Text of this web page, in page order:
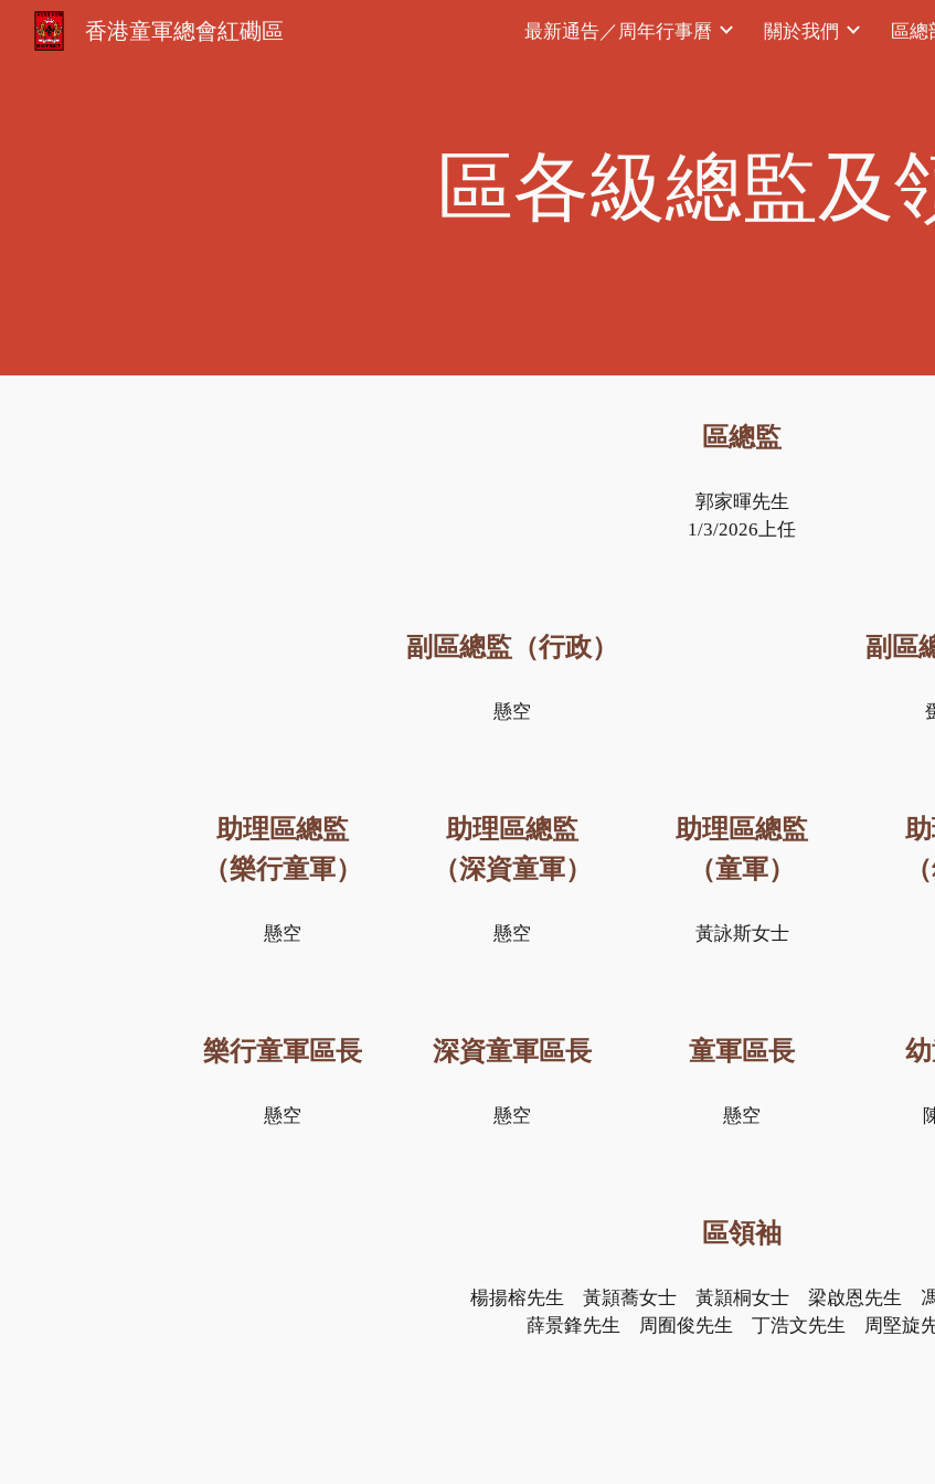
Skip to main content Skip to
香港童軍總會紅磡區 最新通告／周年行事曆 關於我們 區總
區各級總監及
區總監
郭家暉先生
1/3/2026上任
副區總監（行政）
懸空
副區
助理區總監
（樂行童軍）
懸空
助理區總監
（深資童軍）
懸空
助理區總監
（童軍）
黃詠斯女士
樂行童軍區長
懸空
深資童軍區長
懸空
童軍區長
懸空
區領袖
楊揚榕先生 黃頴蕎女士 黃頴桐女士 梁啟恩先生 馮
薛景鋒先生 周囿俊先生 丁浩文先生 周堅旋